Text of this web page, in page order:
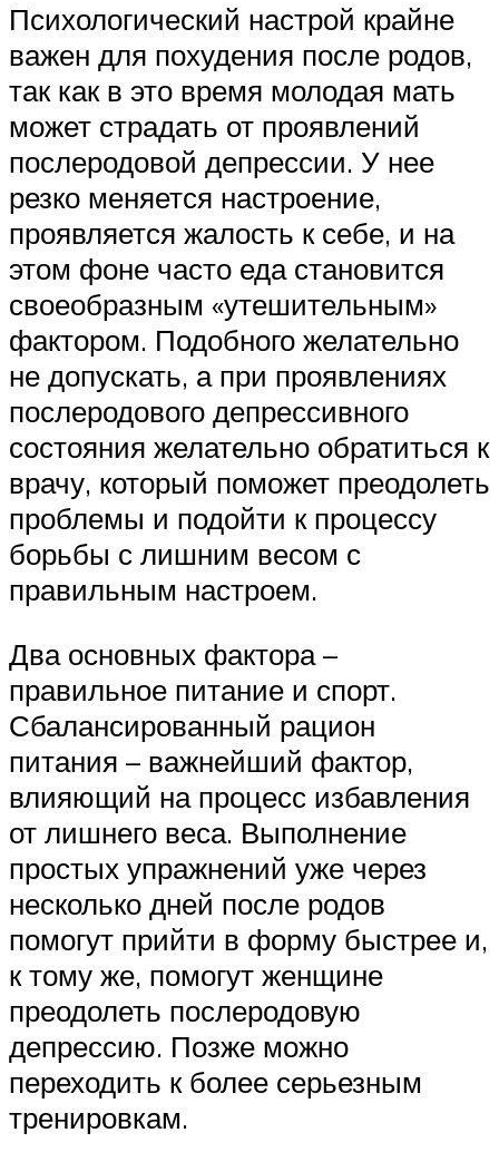
Психологический настрой крайне
важен для похудения после родов,
так как в это время молодая мать
может страдать от проявлений
послеродовой депрессии. У нее
резко меняется настроение,
проявляется жалость к себе, и на
этом фоне часто еда становится
своеобразным «утешительным»
фактором. Подобного желательно
не допускать, а при проявлениях
послеродового депрессивного
состояния желательно обратиться к
врачу, который поможет преодолеть
проблемы и подойти к процессу
борьбы с лишним весом с
правильным настроем.
Два основных фактора –
правильное питание и спорт.
Сбалансированный рацион
питания – важнейший фактор,
влияющий на процесс избавления
от лишнего веса. Выполнение
простых упражнений уже через
несколько дней после родов
помогут прийти в форму быстрее и,
к тому же, помогут женщине
преодолеть послеродовую
депрессию. Позже можно
переходить к более серьезным
тренировкам.